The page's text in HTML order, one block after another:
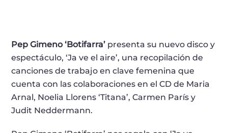
Pep Gimeno ‘Botifarra’ presenta su nuevo disco y
espectáculo, ‘Ja ve el aire’, una recopilación de
canciones de trabajo en clave femenina que
cuenta con las colaboraciones en el CD de Maria
Arnal, Noelia Llorens ‘Titana’, Carmen París y
Judit Neddermann.